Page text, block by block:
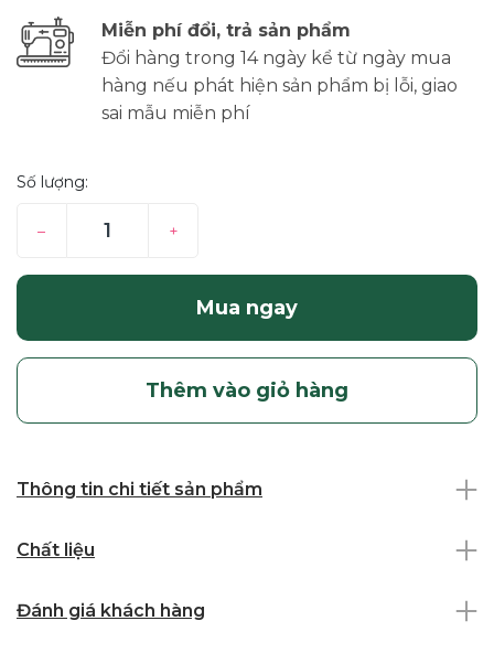
Miễn phí đổi, trả sản phẩm
Đổi hàng trong 14 ngày kể từ ngày mua
hàng nếu phát hiện sản phẩm bị lỗi, giao
sai mẫu miễn phí
Số lượng:
– +
Mua ngay
Thêm vào giỏ hàng
Thông tin chi tiết sản phẩm
Chất liệu
Đánh giá khách hàng